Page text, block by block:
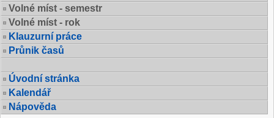
Volné míst - semestr
Volné míst - rok
Klauzurní práce
Průnik časů
Úvodní stránka
Kalendář
Nápověda